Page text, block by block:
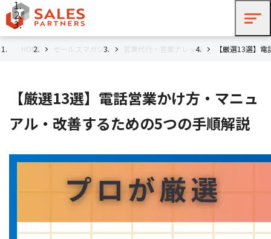
HOME セールスマガジン 営業代行・営業ナレッジ 【厳選13選】
【厳選13選】電話営業かけ方・マニュ
アル・改善するための5つの手順解説